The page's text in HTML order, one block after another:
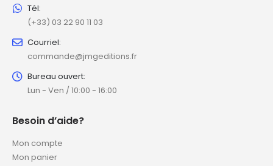
Tél:
(+33) 03 22 90 11 03
Courriel:
commande@jmgeditions.fr
Bureau ouvert:
Lun - Ven / 10:00 - 16:00
Besoin d’aide?
Mon compte
Mon panier